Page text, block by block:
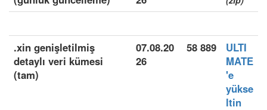
.xin genişletilmiş
detaylı veri kümesi
(tam)
07.08.20
26
58 889
ULTI
MATE
'e
yükse
ltin